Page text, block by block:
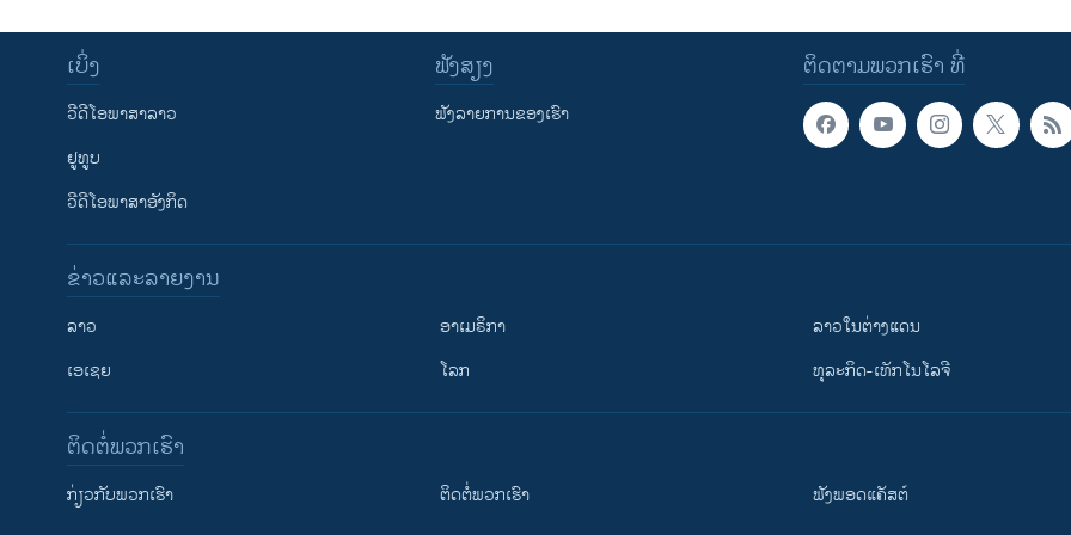
ຕິດຕາມພວກເຮົາ ທີ່
ເບິ່ງ
ວີດີໂອພາສາລາວ
ຢູທູບ
ວີດີໂອພາສາອັງກິດ
ຟັງສຽງ
ຟັງລາຍການຂອງເຮົາ
ຂ່າວແລະລາຍງານ
ລາວ
ເອເຊຍ
ອາເມຣິກາ
ໂລກ
ລາວໃນຕ່າງແດນ
ທຸລະກິດ-ເທັກໂນໂລຈີ
ຕິດຕໍ່ພວກເຮົາ
ກ່ຽວກັບພວກເຮົາ ຕິດຕໍ່ພວກເຮົາ ຟັງພອດແຄັສຕ໌